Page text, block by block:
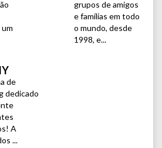
grupos de amigos
e famílias em todo
o mundo, desde
1998, e...
de
dedicado
A
...